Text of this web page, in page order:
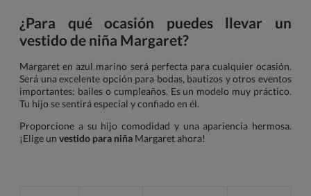
¿Para qué ocasión puedes llevar un
vestido de niña Margaret?
Margaret en azul marino será perfecta para cualquier ocasión.
Será una excelente opción para bodas, bautizos y otros eventos
importantes: bailes o cumpleaños. Es un modelo muy práctico.
Tu hijo se sentirá especial y confiado en él.
Proporcione a su hijo comodidad y una apariencia hermosa.
¡Elige un vestido para niña Margaret ahora!